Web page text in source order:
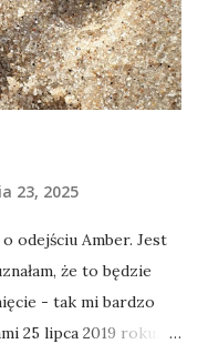
23, 2025
odejściu Amber. Jest
że to będzie
- tak mi bardzo
25 lipca 2019 roku.